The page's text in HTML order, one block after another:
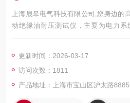
上海晟皋电气科技有限公司,您身边的
动绝缘油耐压测试仪，主要为电力系
门，科研机构与电力设备相关的生产
更新时间：2026-03-17
访问次数：1811
产品地址：上海市宝山区沪太路